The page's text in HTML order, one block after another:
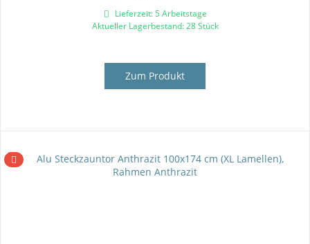
Lieferzeit: 5 Arbeitstage
Aktueller Lagerbestand: 28 Stück
Zum Produkt